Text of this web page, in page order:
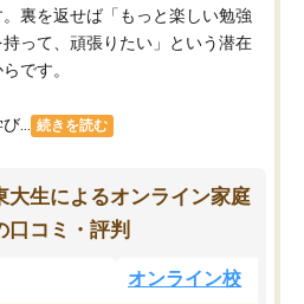
裏を返せば「もっと楽しい勉強
って、頑張りたい」という潜在
です。
... 続きを読む
大生によるオンライン家庭
口コミ・評判
オンライン校